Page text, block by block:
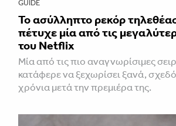
GUIDE
Το ασύλληπτο ρεκόρ
πέτυχε μία από τις
του Netflix
Μία από τις πιο αναγνωρίσιμες
κατάφερε να ξεχωρίσει ξανά,
χρόνια μετά την πρεμιέρα της.